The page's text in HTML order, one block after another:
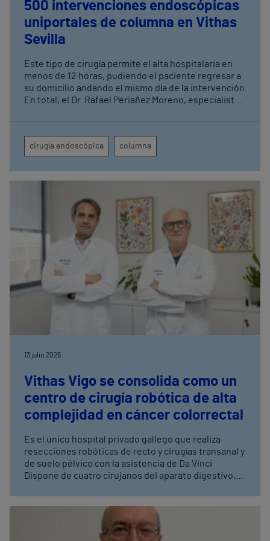
500 intervenciones endoscópicas
uniportales de columna en Vithas
Sevilla
Este tipo de cirugía permite el alta hospitalaria en
menos de 12 horas, pudiendo el paciente regresar a
su domicilio andando el mismo día de la intervención
En total, el Dr. Rafael Periañez Moreno, especialista
a lo largo de diez años de actividad en el centro
cirugía endoscópica columna
13 julio 2026
Vithas Vigo se consolida como un
centro de cirugía robótica de alta
complejidad en cáncer colorrectal
Es el único hospital privado gallego que realiza
resecciones robóticas de recto y cirugías transanal y
de suelo pélvico con la asistencia de Da Vinci
Dispone de cuatro cirujanos del aparato digestivo,